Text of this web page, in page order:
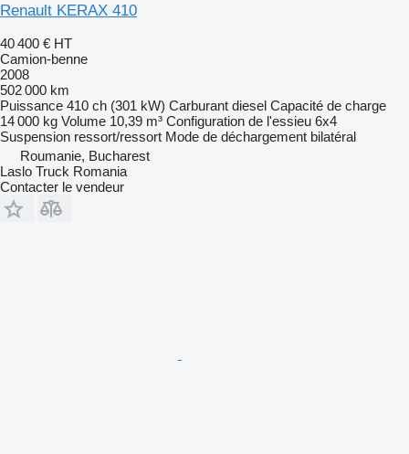
Renault KERAX 410
40 400 € HT
Camion-benne
2008
502 000 km
Puissance 410 ch (301 kW) Carburant diesel Capacité de charge
14 000 kg Volume 10,39 m³ Configuration de l'essieu 6x4
Suspension ressort/ressort Mode de déchargement bilatéral
Roumanie, Bucharest
Laslo Truck Romania
Contacter le vendeur